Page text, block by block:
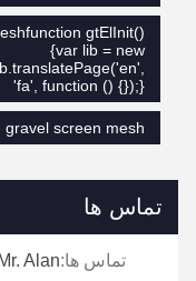
gtElInit()
{var lib = new
'fa', function () {});}
gravel screen mesh
تماس ها
تماس ها:Mr. Alan